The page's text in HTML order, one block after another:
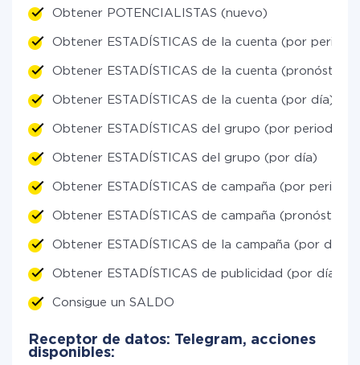
Obtener POTENCIALISTAS (nuevo)
Obtener ESTADÍSTICAS de la cuenta (por
Obtener ESTADÍSTICAS de la cuenta (pronóstico
Obtener ESTADÍSTICAS de la cuenta (por día)
Obtener ESTADÍSTICAS del grupo (por periodos)
Obtener ESTADÍSTICAS del grupo (por día)
Obtener ESTADÍSTICAS de campaña (por
Obtener ESTADÍSTICAS de campaña (pronóstico
Obtener ESTADÍSTICAS de la campaña (por día)
Obtener ESTADÍSTICAS de publicidad (por día)
Consigue un SALDO
Receptor de datos: Telegram, acciones
disponibles: